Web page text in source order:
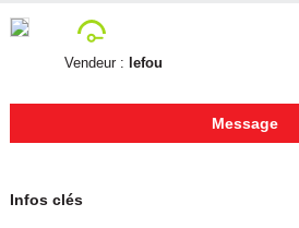
Vendeur : lefou
Message
Infos clés